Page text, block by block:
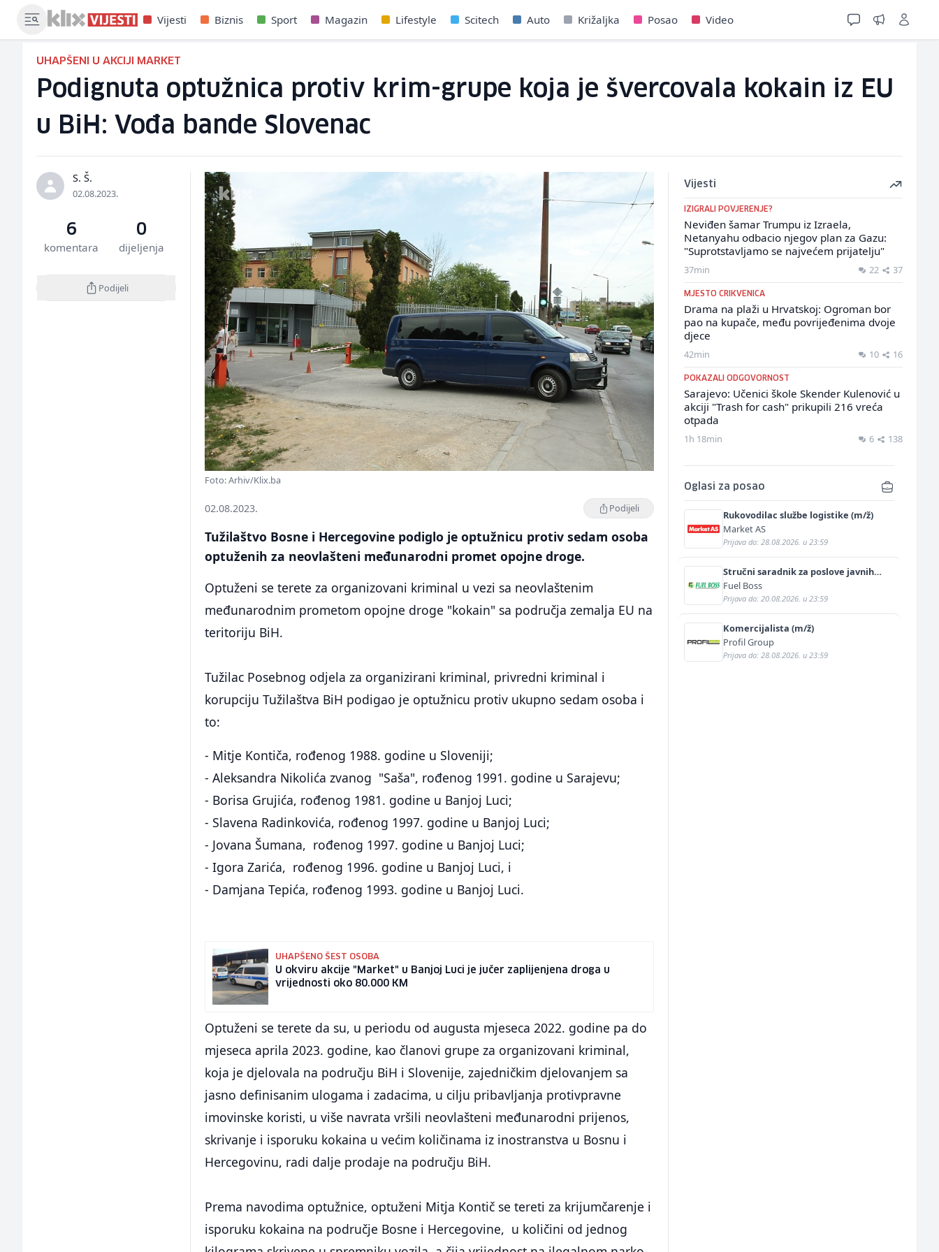
Vijesti Biznis Sport Magazin Lifestyle Scitech Auto Križaljka Posao Video
UHAPŠENI U AKCIJI MARKET
Podignuta optužnica protiv krim-grupe koja je švercovala kokain iz EU
u BiH: Vođa bande Slovenac
S. Š.
02.08.2023.
6
komentara
0
dijeljenja
Podijeli
Foto: Arhiv/Klix.ba
02.08.2023. Podijeli
Tužilaštvo Bosne i Hercegovine podiglo je optužnicu protiv sedam osoba
optuženih za neovlašteni međunarodni promet opojne droge.
Optuženi se terete za organizovani kriminal u vezi sa neovlaštenim
međunarodnim prometom opojne droge "kokain" sa područja zemalja EU na
teritoriju BiH.
Tužilac Posebnog odjela za organizirani kriminal, privredni kriminal i
korupciju Tužilaštva BiH podigao je optužnicu protiv ukupno sedam osoba i
to:
- Mitje Kontiča, rođenog 1988. godine u Sloveniji;
- Aleksandra Nikolića zvanog "Saša", rođenog 1991. godine u Sarajevu;
- Borisa Grujića, rođenog 1981. godine u Banjoj Luci;
- Slavena Radinkovića, rođenog 1997. godine u Banjoj Luci;
- Jovana Šumana, rođenog 1997. godine u Banjoj Luci;
- Igora Zarića, rođenog 1996. godine u Banjoj Luci, i
- Damjana Tepića, rođenog 1993. godine u Banjoj Luci.
UHAPŠENO ŠEST OSOBA
U okviru akcije "Market" u Banjoj Luci je jučer zaplijenjena droga u
vrijednosti oko 80.000 KM
Optuženi se terete da su, u periodu od augusta mjeseca 2022. godine pa do
mjeseca aprila 2023. godine, kao članovi grupe za organizovani kriminal,
koja je djelovala na području BiH i Slovenije, zajedničkim djelovanjem sa
jasno definisanim ulogama i zadacima, u cilju pribavljanja protivpravne
imovinske koristi, u više navrata vršili neovlašteni međunarodni prijenos,
skrivanje i isporuku kokaina u većim količinama iz inostranstva u Bosnu i
Hercegovinu, radi dalje prodaje na području BiH.
Prema navodima optužnice, optuženi Mitja Kontič se tereti za krijumčarenje i
isporuku kokaina na područje Bosne i Hercegovine, u količini od jednog
Vijesti
IZIGRALI POVJERENJE?
Neviđen šamar Trumpu iz Izraela,
Netanyahu odbacio njegov plan za Gazu:
"Suprotstavljamo se najvećem prijatelju"
37min 22 37
MJESTO CRIKVENICA
Drama na plaži u Hrvatskoj: Ogroman bor
pao na kupače, među povrijeđenima dvoje
djece
42min 10 16
POKAZALI ODGOVORNOST
Sarajevo: Učenici škole Skender Kulenović u
akciji "Trash for cash" prikupili 216 vreća
otpada
1h 18min 6 138
Oglasi za posao
Rukovodilac službe logistike (m/ž)
Market AS
Prijava do: 28.08.2026. u 23:59
Stručni saradnik za poslove javnih
nabavki (m/ž)
Fuel Boss
Prijava do: 20.08.2026. u 23:59
Komercijalista (m/ž)
Profil Group
Prijava do: 28.08.2026. u 23:59